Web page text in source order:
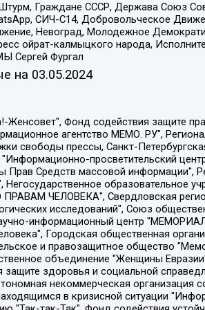
Граждане СССР, Держава Союз
СИЧ-С14, Добровольческое
Невоград, Молодежное
ойрат-калмыцкого народа,
Сергей Фургал
на 03.05.2024
Дмитрий Александрович, Долинина Ирина Николаевна, Мароховская Алеся Алексеевна, Шлейнов Роман Юрьевич, Шмагун Олеся Валентиновна, Общество с ограниченной ответственностью "Альтаир 2021", Общество с ограниченной ответственностью "Вега 2021", Общество с ограниченной ответственностью "Главный редактор 2021", Общество с ограниченной ответственностью "Ромашки монолит", Важенков Артем Валерьевич, Ивановская областная общественная организация "Центр гендерных исследований", Гурман Юрий Альбертович, Медиапроект "ОВД-Инфо", Егоров Владимир Владимирович, Жилинский Владимир Александрович, Общество с ограниченной ответственностью "ЗП", Иванова София Юрьевна, Карезина Инна Павловна, Кильтау Екатерина Викторовна, Петров Алексей Викторович, Пискунов Сергей Евгеньевич, Смирнов Сергей Сергеевич, Тихонов Михаил Сергеевич, Общество с ограниченной ответственностью "ЖУРНАЛИСТ-ИНОСТРАННЫЙ АГЕНТ", Арапова Галина Юрьевна, Вольтская Татьяна Анатольевна, Американская компания "Mason G.E.S. Anonymous Foundation" (США), являющаяся владельцем интернет-издания https://mnews.world/, Компания "Stichting Bellingcat", зарегистрированная в Нидерландах (дата регистрации 11.07.2018), Захаров Андрей Вячеславович, Клепиковская Екатерина Дмитриевна, Общество с ограниченной ответственностью "МЕМО", Перл Роман Александрович, Симонов Евгений Алексеевич, Соловьева Елена Анатольевна, Сотников Даниил Владимирович, Сурначева Елизавета Дмитриевна, Автономная некоммерческая организация по защите прав человека и информированию населения "Якутия – Наше Мнение", Общество с ограниченной ответственностью "Москоу диджитал медиа", с 26.01.2023 Общество с ограниченной ответственностью "Чайка Белые сады", Ветошкина Валерия Валерьевна, Заговора Максим Александрович, Межрегиональное общественное движение "Российская ЛГБТ - сеть", Оленичев Максим Владимирович, Павлов Иван Юрьевич, Скворцова Елена Сергеевна, Общество с ограниченной ответственностью "Как бы инагент", Кочетков Игорь Викторович, Общество с ограниченной ответственностью "Честные выборы", Еланчик Олег Александрович, Общество с ограниченной ответственностью "Нобелевский призыв", Гималова Регина Эмилевна, Григорьев Андрей Валерьевич, Григорьева Алина Александровна, Ассоциация по содействию защите прав призывников, альтернативнослужащих и военнослужащих "Правозащитная группа